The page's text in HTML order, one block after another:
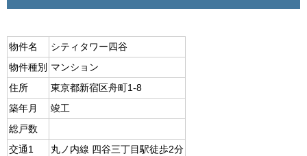
物件名
シティタワー四谷
物件種別 マンション
住所
東京都新宿区舟町1-8
築年月
竣工
総戸数
交通1
丸ノ内線 四谷三丁目駅徒歩2分